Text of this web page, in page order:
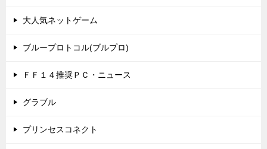
大人気ネットゲーム
ブループロトコル(ブルプロ)
ＦＦ１４推奨ＰＣ・ニュース
グラブル
プリンセスコネクト